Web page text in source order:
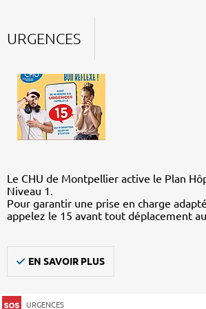
URGENCES
Le CHU de Montpellier active le Plan
Niveau 1.
Pour garantir une prise en charge
appelez le 15 avant tout déplacement
EN SAVOIR PLUS
URGENCES